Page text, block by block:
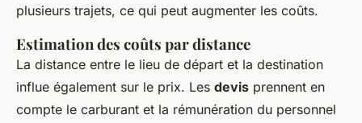
plusieurs trajets, ce qui peut augmenter les coûts.
Estimation des coûts par distance
La distance entre le lieu de départ et la destination
influe également sur le prix. Les devis prennent en
compte le carburant et la rémunération du personnel